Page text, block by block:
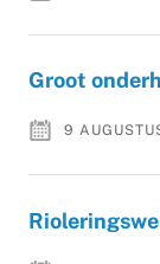
Groot
9